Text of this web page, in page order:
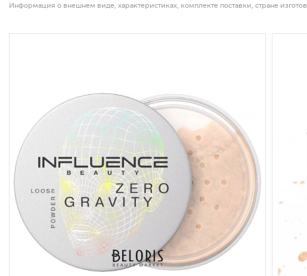
Информация о внешнем виде, характеристиках, комплекте поставки, стране